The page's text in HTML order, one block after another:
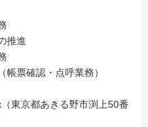
推進
帳票確認・点呼業務）
東京都あきる野市渕上50番